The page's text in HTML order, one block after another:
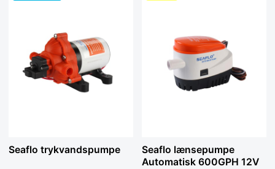
Seaflo trykvandspumpe
Seaflo lænsepumpe
Automatisk 600GPH 12V